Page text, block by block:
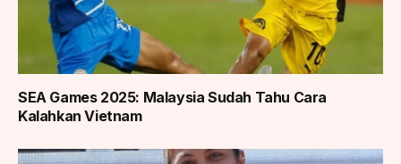
SEA Games 2025: Malaysia Sudah Tahu Cara
Kalahkan Vietnam